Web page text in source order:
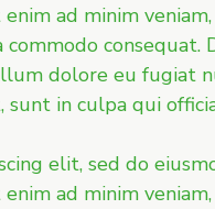
ad minim
consequat.
dolore eu fugiat
sunt in culpa qui
elit, sed do
ad minim